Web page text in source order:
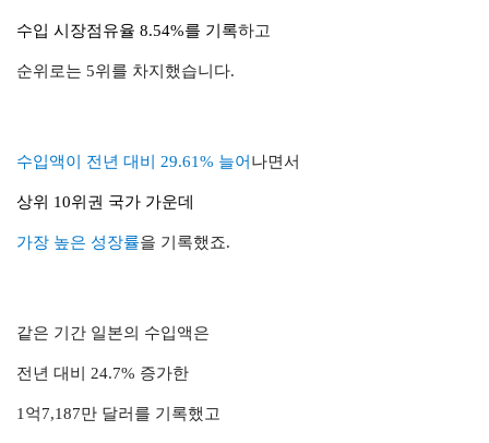
수입 시장점유율 8.54%를 기록하고
순위로는 5위를 차지했습니다.
수입액이 전년 대비 29.61% 늘어 나면서
상위 10위권 국가 가운데
가장 높은 성장률을 기록했죠.
같은 기간 일본의 수입액은
전년 대비 24.7% 증가한
1억7,187만 달러를 기록했고